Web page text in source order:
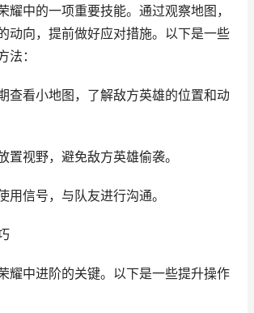
耀中的一项重要技能。通过观察地图，
动向，提前做好应对措施。以下是一些
法：
查看小地图，了解敌方英雄的位置和动
置视野，避免敌方英雄偷袭。
用信号，与队友进行沟通。
耀中进阶的关键。以下是一些提升操作